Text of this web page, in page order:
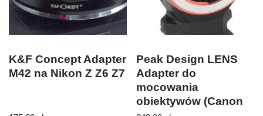
K&F Concept Adapter
M42 na Nikon Z Z6 Z7
Peak Design LENS
Adapter do
mocowania
obiektywów (Canon